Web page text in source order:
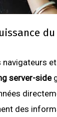
navigateurs
server-side
des